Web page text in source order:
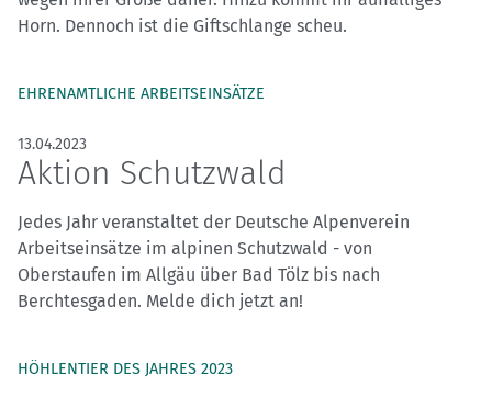
Horn. Dennoch ist die Giftschlange scheu.
EHRENAMTLICHE ARBEITSEINSÄTZE
13.04.2023
Aktion Schutzwald
Jedes Jahr veranstaltet der Deutsche Alpenverein
Arbeitseinsätze im alpinen Schutzwald - von
Oberstaufen im Allgäu über Bad Tölz bis nach
Berchtesgaden. Melde dich jetzt an!
HÖHLENTIER DES JAHRES 2023